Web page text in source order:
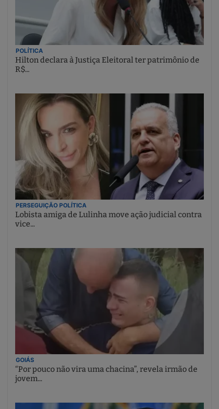
POLÍTICA
Hilton declara à Justiça Eleitoral ter patrimônio de
R$...
PERSEGUIÇÃO POLÍTICA
Lobista amiga de Lulinha move ação judicial contra
vice...
GOIÁS
“Por pouco não vira uma chacina”, revela irmão de
jovem...